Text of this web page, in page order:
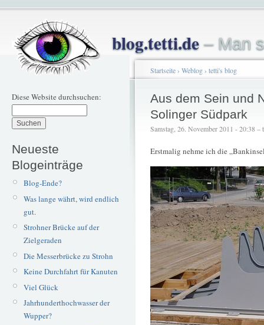
blog.tetti.de– Man
Diese Website durchsuchen:
Neueste
Blogeinträge
Blog-Ende?
Was lange währt, wird endlich
gut.
Strohner Brücke auf der
Zielgeraden
Die Messerbrücke zu Strohn
Keine Durchfahrt für Kanuten
Viel Glück
Jahrhunderthochwasser der
Wupper?
Startseite› Weblog› tetti's blog
Aus dem Sein und
Solinger Südpark
Samstag, 26. November 2011 - 20:38 –
Erstmalig nehme ich die